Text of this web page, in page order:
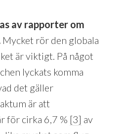
av rapporter om
Mycket rör den globala
är viktigt. På något
lyckats komma
det gäller
är att
för cirka 6,7 % [3] av